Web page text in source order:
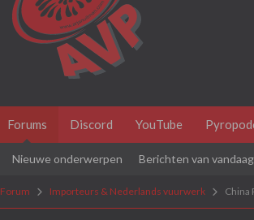
Forums Discord YouTube
Nieuwe onderwerpen Berichten van vandaag
Forum Importeurs & Nederlands vuurwerk China